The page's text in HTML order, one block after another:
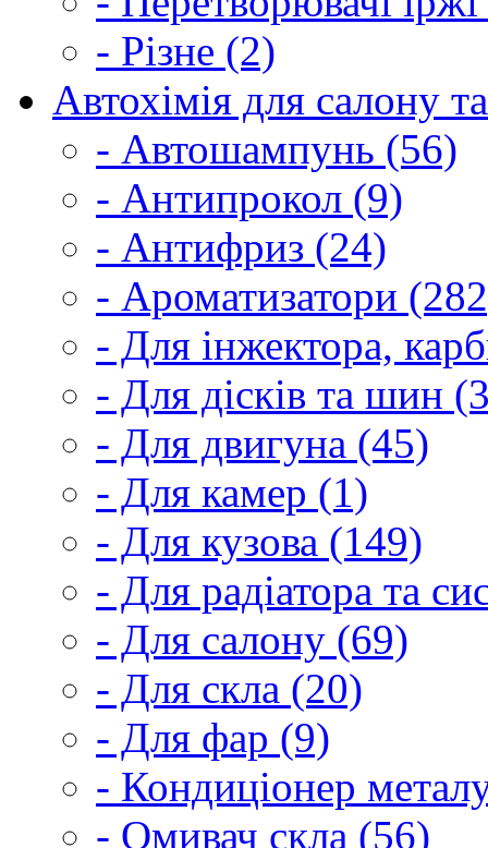
- Різне (2)
Автохімія для салону
- Автошампунь (56)
- Антипрокол (9)
- Антифриз (24)
- Ароматизатори
- Для інжектора,
- Для дісків та шин
- Для двигуна (45)
- Для камер (1)
- Для кузова (149)
- Для радіатора та
- Для салону (69)
- Для скла (20)
- Для фар (9)
- Кондиціонер
- Омивач скла (56)